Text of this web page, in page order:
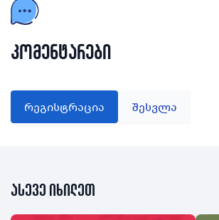
კომენტარები
რეგისტრაცია შესვლა
ასევე იხილეთ